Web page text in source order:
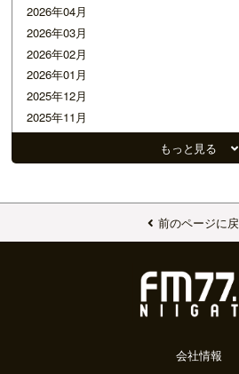
2026年04月
2026年03月
2026年02月
2026年01月
2025年12月
2025年11月
2025年10月
2025年07月
2025年05月
もっと見る
前のページに
会社情報